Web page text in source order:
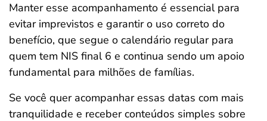
Manter esse acompanhamento é essencial para
evitar imprevistos e garantir o uso correto do
benefício, que segue o calendário regular para
quem tem NIS final 6 e continua sendo um apoio
fundamental para milhões de famílias.
Se você quer acompanhar essas datas com mais
tranquilidade e receber conteúdos simples sobre